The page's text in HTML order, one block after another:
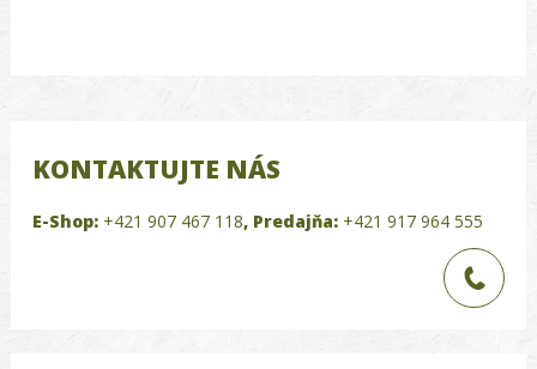
KONTAKTUJTE NÁS
E-Shop: +421 907 467 118, Predajňa: +421 917 964 555